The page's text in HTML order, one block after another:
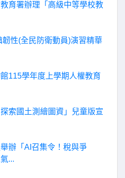
育署辦理「高級中等學校教
性(全民防衛動員)演習精華
115學年度上學期人權教育
探索國土測繪圖資」兒童版宣
辦「AI召集令！稅與爭
...